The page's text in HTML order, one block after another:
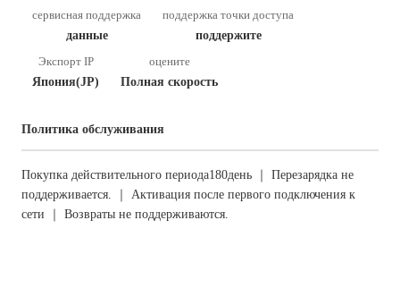
сервисная поддержка
данные
поддержка точки доступа
поддержите
Экспорт IP
Япония(JP)
оцените
Полная скорость
Политика обслуживания
Покупка действительного периода180день ｜ Перезарядка не
поддерживается. ｜ Активация после первого подключения к
сети ｜ Возвраты не поддерживаются.